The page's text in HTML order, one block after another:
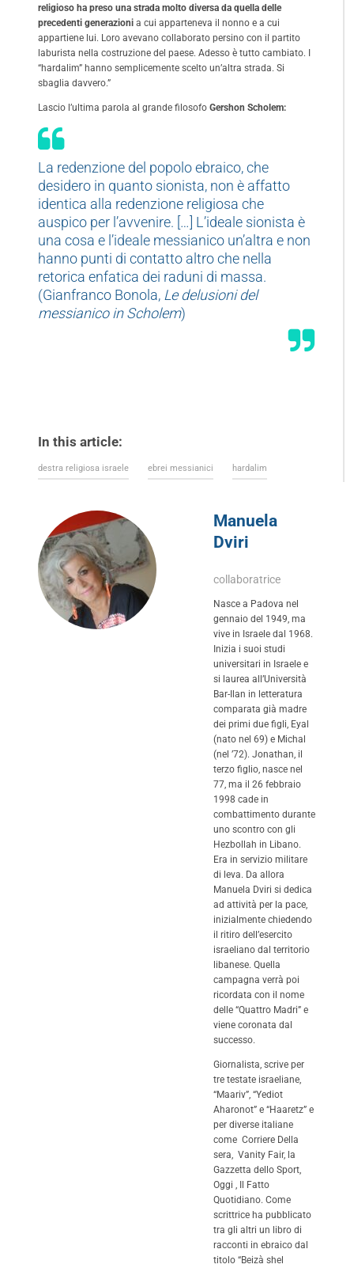
religioso ha preso una strada molto diversa da quella delle
precedenti generazioni a cui apparteneva il nonno e a cui
appartiene lui. Loro avevano collaborato persino con il partito
laburista nella costruzione del paese. Adesso è tutto cambiato. I
“hardalim” hanno semplicemente scelto un’altra strada. Si
sbaglia davvero.”
Lascio l’ultima parola al grande filosofo Gershon Scholem:
La redenzione del popolo ebraico, che
desidero in quanto sionista, non è affatto
identica alla redenzione religiosa che
auspico per l’avvenire. […] L’ideale sionista è
una cosa e l’ideale messianico un’altra e non
hanno punti di contatto altro che nella
retorica enfatica dei raduni di massa.
(Gianfranco Bonola, Le delusioni del
messianico in Scholem)
In this article:
destra religiosa israele ebrei messianici hardalim
Manuela
Dviri
collaboratrice
Nasce a Padova nel
gennaio del 1949, ma
vive in Israele dal 1968.
Inizia i suoi studi
universitari in Israele e
si laurea all’Università
Bar-Ilan in letteratura
comparata già madre
dei primi due figli, Eyal
(nato nel 69) e Michal
(nel ’72). Jonathan, il
terzo figlio, nasce nel
77, ma il 26 febbraio
1998 cade in
combattimento durante
uno scontro con gli
Hezbollah in Libano.
Era in servizio militare
di leva. Da allora
Manuela Dviri si dedica
ad attività per la pace,
inizialmente chiedendo
il ritiro dell’esercito
israeliano dal territorio
libanese. Quella
campagna verrà poi
ricordata con il nome
delle “Quattro Madri” e
viene coronata dal
successo.
Giornalista, scrive per
tre testate israeliane,
“Maariv”, “Yediot
Aharonot” e “Haaretz” e
per diverse italiane
come Corriere Della
sera, Vanity Fair, la
Gazzetta dello Sport,
Oggi , Il Fatto
Quotidiano. Come
scrittrice ha pubblicato
tra gli altri un libro di
racconti in ebraico dal
titolo “Beizà shel